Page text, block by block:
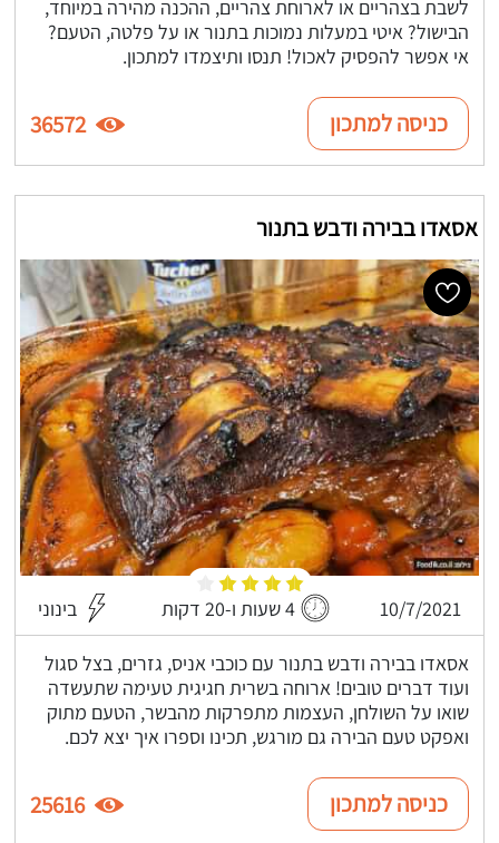
לשבת בצהריים או לארוחת צהריים, ההכנה מהירה במיוחד,
הבישול? איטי במעלות נמוכות בתנור או על פלטה, הטעם?
אי אפשר להפסיק לאכול! תנסו ותיצמדו למתכון.
כניסה למתכון 36572
אסאדו בבירה ודבש בתנור
10/7/2021 4 שעות ו-20 דקות בינוני
אסאדו בבירה ודבש בתנור עם כוכבי אניס, גזרים, בצל סגול
ועוד דברים טובים! ארוחה בשרית חגיגית טעימה שתעשדה
שואו על השולחן, העצמות מתפרקות מהבשר, הטעם מתוק
ואפקט טעם הבירה גם מורגש, תכינו וספרו איך יצא לכם.
כניסה למתכון 25616